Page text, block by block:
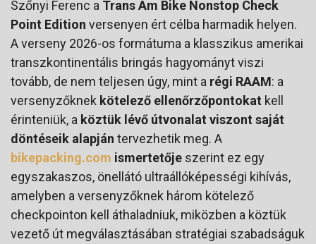
Szőnyi Ferenc a Trans Am Bike Nonstop Check
Point Edition versenyen ért célba harmadik helyen.
A verseny 2026-os formátuma a klasszikus amerikai
transzkontinentális bringás hagyományt viszi
tovább, de nem teljesen úgy, mint a régi RAAM: a
versenyzőknek kötelező ellenőrzőpontokat kell
érinteniük, a köztük lévő útvonalat viszont saját
döntéseik alapján tervezhetik meg. A
bikepacking.com ismertetője szerint ez egy
egyszakaszos, önellátó ultraállóképességi kihívás,
amelyben a versenyzőknek három kötelező
checkpointon kell áthaladniuk, miközben a köztük
vezető út megválasztásában stratégiai szabadságuk